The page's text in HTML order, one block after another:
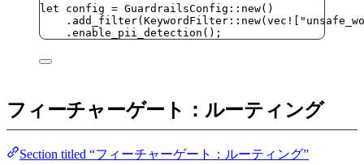
let
config = GuardrailsConfig :: new()
. add_filter(KeywordFilter :: new(vec! [ "
. enable_pii_detection ();
フィーチャーゲート：ルーティング
Section titled “フィーチャーゲート：ルーティング”